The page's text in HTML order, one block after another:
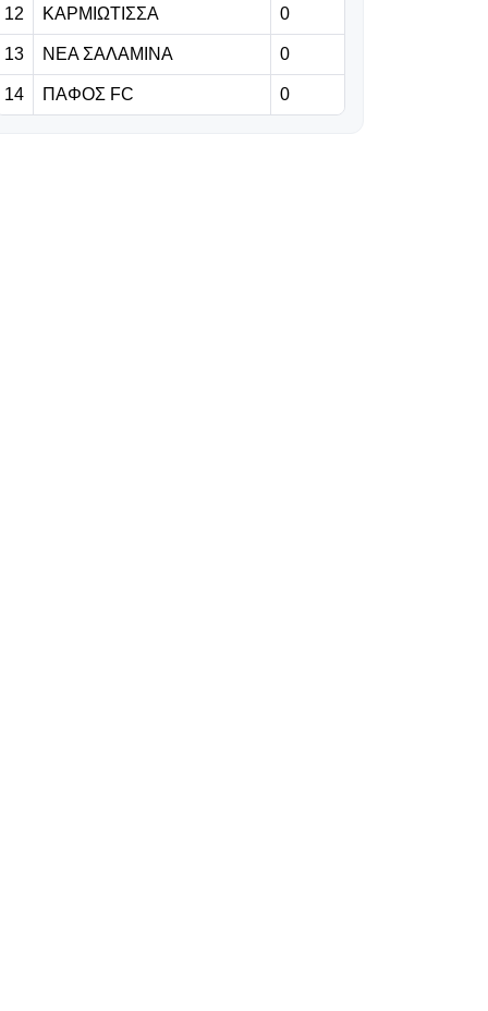
06.08.2026 | 21:25
Στη Μαδρίτη για
12 ΚΑΡΜΙΩΤΙΣΣΑ 0
13 ΝΕΑ ΣΑΛΑΜΙΝΑ 0
14 ΠΑΦΟΣ FC 0